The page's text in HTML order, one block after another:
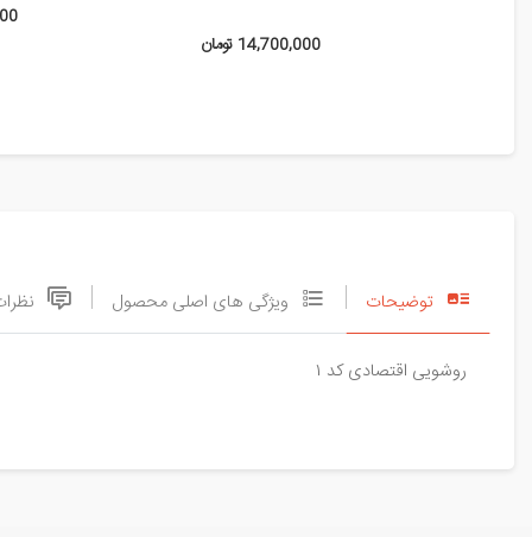
14,700,000 تومان
توضیحات ویژگی های اصلی محصول
روشویی اقتصادی کد ۱